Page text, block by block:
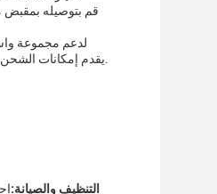
التنظيف والصيانة: